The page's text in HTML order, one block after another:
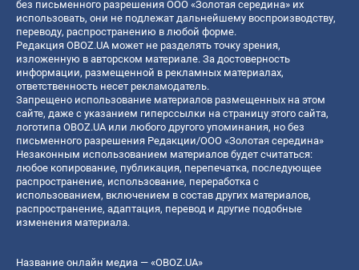
без письменного разрешения ООО «Золотая середина» их
использовать, они не подлежат дальнейшему воспроизводству,
переводу, распространению в любой форме.
Редакция OBOZ.UA может не разделять точку зрения,
изложенную в авторском материале. За достоверность
информации, размещенной в рекламных материалах,
ответственность несет рекламодатель.
Запрещено использование материалов размещенных на этом
сайте, даже с указанием гиперссылки на страницу этого сайта,
логотипа OBOZ.UA или любого другого упоминания, но без
письменного разрешения Редакции/ООО «Золотая середина»
Незаконным использованием материалов будет считаться:
любое копирование, публикация, перепечатка, последующее
распространение, использование, переработка с
использованием, включением в состав других материалов,
распространение, адаптация, перевод и другие подобные
изменения материала.
Название онлайн медиа — «OBOZ.UA»